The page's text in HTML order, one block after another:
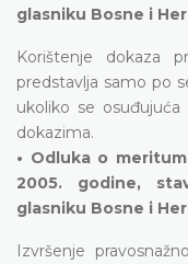
glasniku Bosne i
Korištenje dokaza
predstavlja samo po
ukoliko se
dokazima.
• Odluka o
2005. godine,
glasniku Bosne i
Izvršenje